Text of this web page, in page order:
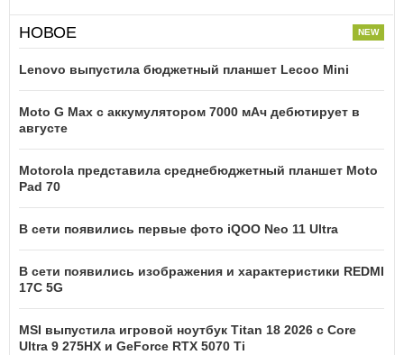
НОВОЕ
Lenovo выпустила бюджетный планшет Lecoo Mini
Moto G Max с аккумулятором 7000 мАч дебютирует в
августе
Motorola представила среднебюджетный планшет Moto
Pad 70
В сети появились первые фото iQOO Neo 11 Ultra
В сети появились изображения и характеристики REDMI
17C 5G
MSI выпустила игровой ноутбук Titan 18 2026 с Core
Ultra 9 275HX и GeForce RTX 5070 Ti